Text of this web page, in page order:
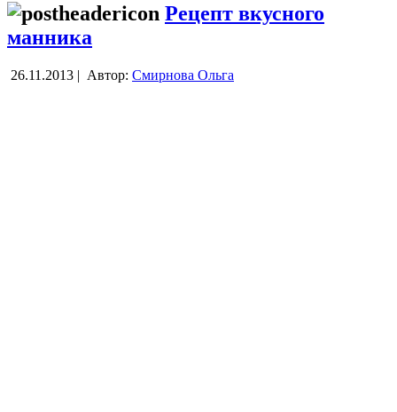
Рецепт вкусного
манника
26.11.2013 | Автор: Смирнова Ольга